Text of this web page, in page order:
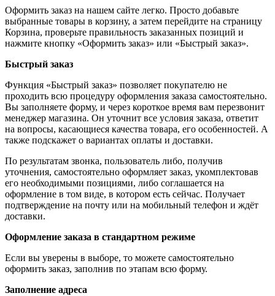
Оформить заказ на нашем сайте легко. Просто добавьте
выбранные товары в корзину, а затем перейдите на страницу
Корзина, проверьте правильность заказанных позиций и
нажмите кнопку «Оформить заказ» или «Быстрый заказ».
Быстрый заказ
Функция «Быстрый заказ» позволяет покупателю не
проходить всю процедуру оформления заказа самостоятельно.
Вы заполняете форму, и через короткое время вам перезвонит
менеджер магазина. Он уточнит все условия заказа, ответит
на вопросы, касающиеся качества товара, его особенностей. А
также подскажет о вариантах оплаты и доставки.
По результатам звонка, пользователь либо, получив
уточнения, самостоятельно оформляет заказ, укомплектовав
его необходимыми позициями, либо соглашается на
оформление в том виде, в котором есть сейчас. Получает
подтверждение на почту или на мобильный телефон и ждёт
доставки.
Оформление заказа в стандартном режиме
Если вы уверены в выборе, то можете самостоятельно
оформить заказ, заполнив по этапам всю форму.
Заполнение адреса